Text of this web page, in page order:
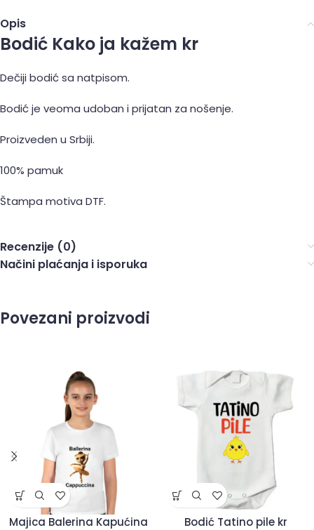
Opis
Bodić Kako ja kažem kr
Dečiji bodić sa natpisom.
Bodić je veoma udoban i prijatan za nošenje.
Proizveden u Srbiji.
100% pamuk
Štampa motiva DTF.
Recenzije (0)
Načini plaćanja i isporuka
Povezani proizvodi
Majica Balerina Kapućina
Bodić Tatino pile kr